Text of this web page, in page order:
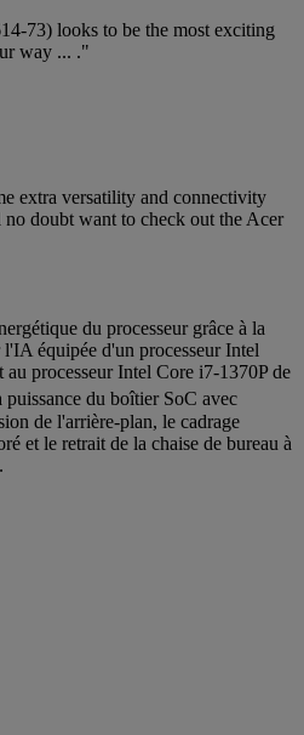
73) looks to be the most exciting
way ... ."
extra versatility and connectivity
doubt want to check out the Acer
du processeur grâce à la
équipée d'un processeur Intel
processeur Intel Core i7-1370P de
puissance du boîtier SoC avec
de l'arrière-plan, le cadrage
et le retrait de la chaise de bureau à
.